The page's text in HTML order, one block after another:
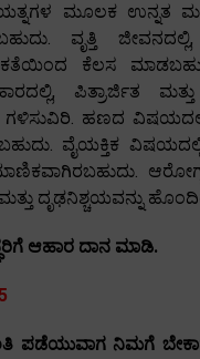
ಮೂಲಕ ಉನ್ನತ
ವೃತ್ತಿ
ಕೆಲಸ
ಪಿತ್ರಾರ್ಜಿತ
ಗಳಿಸುವಿರಿ. ಹಣದ
ವೈಯಕ್ತಿಕ
ದೃಢನಿಶ್ಚಯವನ್ನು
ಆಹಾರ ದಾನ ಮಾಡಿ.
ಪಡೆಯುವಾಗ ನಿಮಗೆ